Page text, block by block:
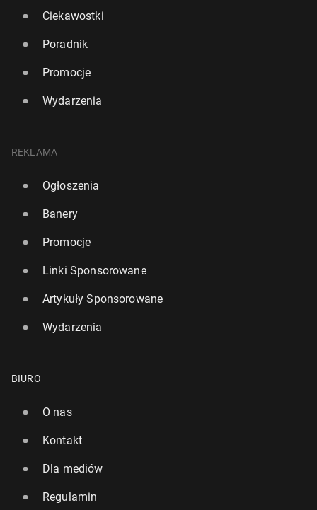
Ciekawostki
Poradnik
Promocje
Wydarzenia
REKLAMA
Ogłoszenia
Banery
Promocje
Linki Sponsorowane
Artykuły Sponsorowane
Wydarzenia
BIURO
O nas
Kontakt
Dla mediów
Regulamin